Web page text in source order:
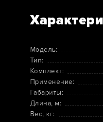
Модель:
Тип:
Комплект:
Применение:
Габариты:
Длина, м:
Вес, кг: